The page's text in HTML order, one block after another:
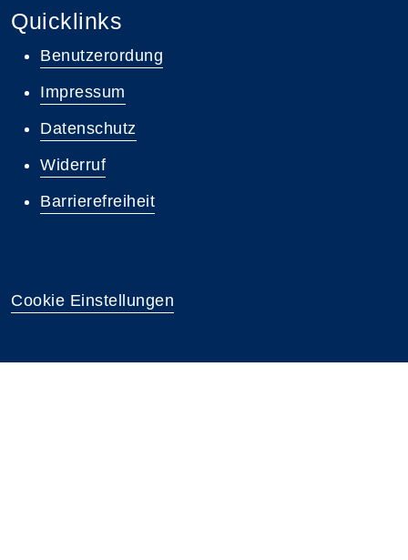
Quicklinks
Benutzerordung
Impressum
Datenschutz
Widerruf
Barrierefreiheit
Cookie Einstellungen